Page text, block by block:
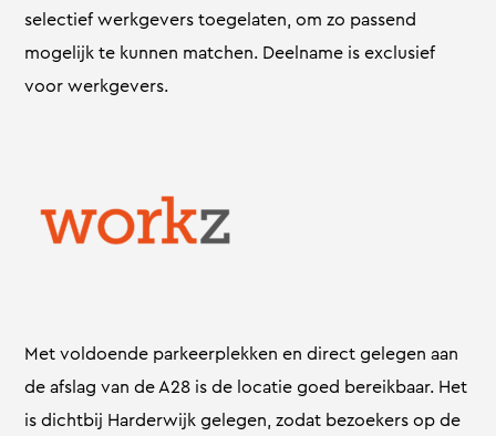
selectief werkgevers toegelaten, om zo passend
mogelijk te kunnen matchen. Deelname is exclusief
voor werkgevers.
Met voldoende parkeerplekken en direct gelegen aan
de afslag van de A28 is de locatie goed bereikbaar. Het
is dichtbij Harderwijk gelegen, zodat bezoekers op de